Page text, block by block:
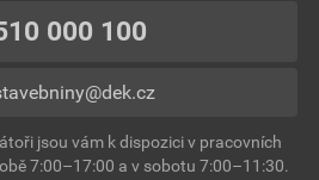
000 100
jsou vám k dispozici v pracovních
7:00–17:00 a v sobotu 7:00–11:30.